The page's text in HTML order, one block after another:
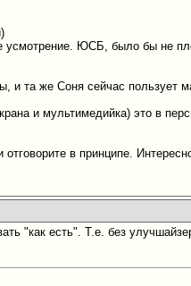
усмотрение. ЮСБ, было бы не
и та же Соня сейчас пользует
и мультимедийка) это в
в принципе.
"как есть". Т.е. без